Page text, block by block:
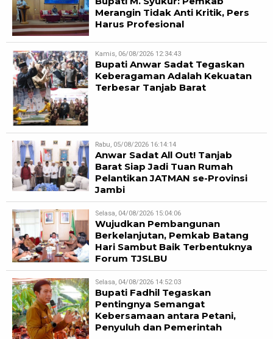
Merangin Tidak Anti Kritik, Pers
Harus Profesional
Kamis, 06/08/2026 12:34:43
Bupati Anwar Sadat Tegaskan
Keberagaman Adalah Kekuatan
Terbesar Tanjab Barat
Rabu, 05/08/2026 16:14:14
Anwar Sadat All Out! Tanjab
Barat Siap Jadi Tuan Rumah
Pelantikan JATMAN se-Provinsi
Jambi
Selasa, 04/08/2026 15:04:06
Wujudkan Pembangunan
Berkelanjutan, Pemkab Batang
Hari Sambut Baik Terbentuknya
Forum TJSLBU
Selasa, 04/08/2026 14:52:03
Bupati Fadhil Tegaskan
Pentingnya Semangat
Kebersamaan antara Petani,
Penyuluh dan Pemerintah